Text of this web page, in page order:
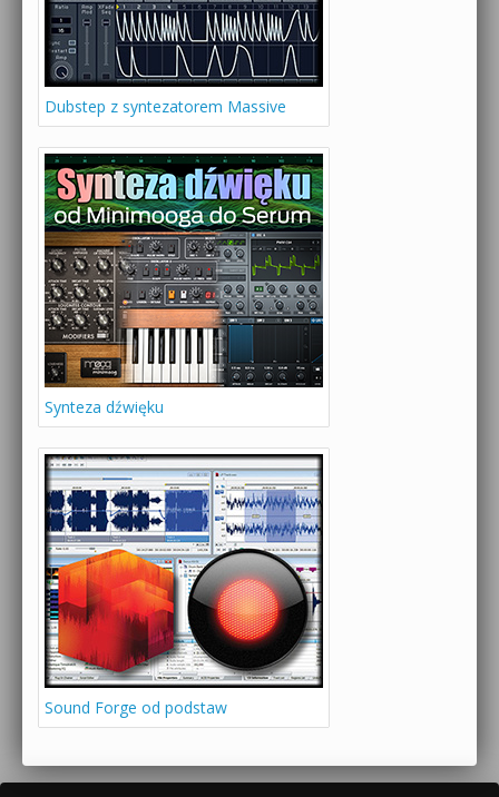
Dubstep z syntezatorem Massive
Synteza dźwięku
Sound Forge od podstaw